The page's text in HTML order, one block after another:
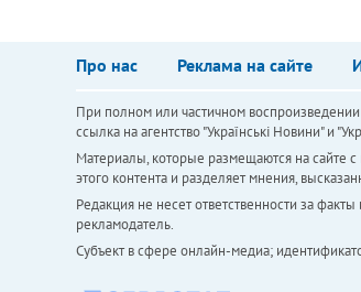
Про нас Реклама на сайте
При полном или частичном
ссылка на агентство "Українськi Новини" и
Материалы, которые размещаются на сайте
этого контента и разделяет мнения,
Редакция не несет ответственности за
рекламодатель.
Субъект в сфере онлайн-медиа;